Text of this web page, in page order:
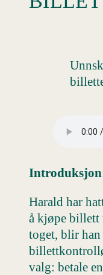
Harald har
å kjøpe billett
toget, blir han
valg: betale